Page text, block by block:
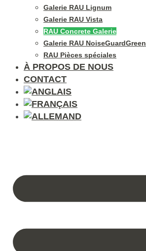
Galerie RAU Lignum
Galerie RAU Vista
RAU Concrete Galerie
Galerie RAU NoiseGuardGreen
RAU Pièces spéciales
À PROPOS DE NOUS
CONTACT